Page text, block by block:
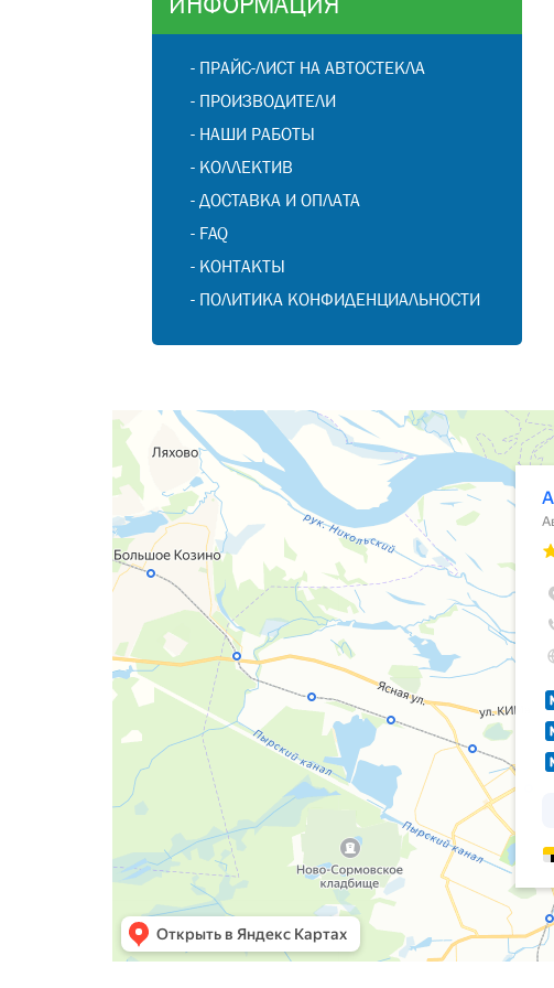
- ПРАЙС-ЛИСТ НА АВТОСТЕКЛА
- ПРОИЗВОДИТЕЛИ
- НАШИ РАБОТЫ
- КОЛЛЕКТИВ
-ДОСТАВКА И ОПЛАТА
- FAQ
- КОНТАКТЫ
- ПОЛИТИКА КОНФИДЕНЦИАЛЬНОСТИ